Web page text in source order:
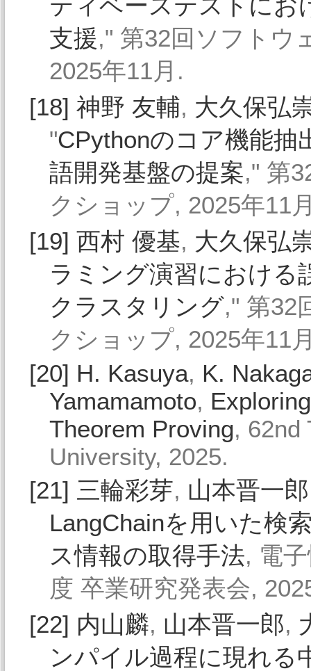
支援," 第32回ソフトウ
2025年11月.
[18] 神野 友輔, 大久保弘
"CPythonのコア機能抽
語開発基盤の提案," 第
クショップ, 2025年11
[19] 西村 優基, 大久保弘
ラミング演習における
クラスタリング," 第32
クショップ, 2025年11
[20] H. Kasuya, K.
Yamamamoto,
Theorem Proving, 62nd
University, 2025.
[21] 三輪彩芽, 山本晋一郎
LangChainを用いた検
ス情報の取得手法, 電
度 卒業研究発表会,
[22] 内山麟, 山本晋一郎,
ンパイル過程に現れる